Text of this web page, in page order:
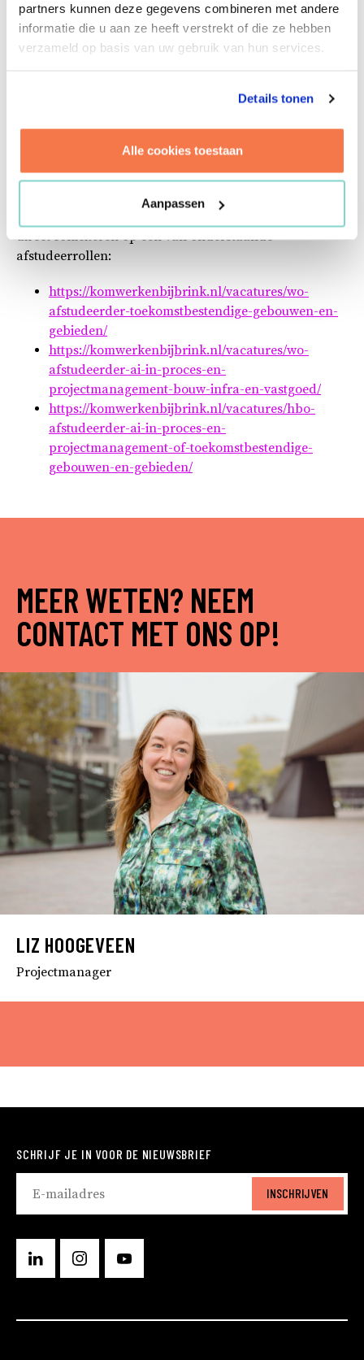
partners kunnen deze gegevens combineren met andere
informatie die u aan ze heeft verstrekt of die ze hebben
verzameld op basis van uw gebruik van hun services.
Details tonen
Alle cookies toestaan
Aanpassen
Bekijk hier de lijst met potentiële
afstudeeronderwerpen en brainstormideeën.
Heb je nog vragen en/of wil je je aanmelden? Stuur een
l.hoogeveen@brink.nl
. Vermeld hierin je naam, studie
Kan je niet hierbij aanwezig zijn, maar heb je wel
direct solliciteren op een van onderstaande
afstudeerrollen:
https://komwerkenbijbrink.nl/vacatures/wo-
afstudeerder-toekomstbestendige-gebouwen-en-
gebieden/
https://komwerkenbijbrink.nl/vacatures/wo-
afstudeerder-ai-in-proces-en-
projectmanagement-bouw-infra-en-vastgoed/
https://komwerkenbijbrink.nl/vacatures/hbo-
afstudeerder-ai-in-proces-en-
projectmanagement-of-toekomstbestendige-
gebouwen-en-gebieden/
MEER WETEN? NEEM
CONTACT MET ONS OP!
LIZ HOOGEVEEN
Projectmanager
SCHRIJF JE IN VOOR DE NIEUWSBRIEF
INSCHRIJVEN